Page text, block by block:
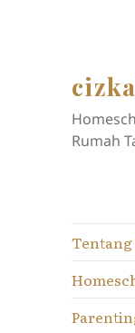
Rumah